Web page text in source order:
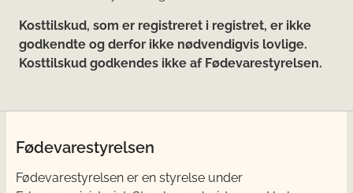
Kosttilskud, som er registreret i registret, er ikke
godkendte og derfor ikke nødvendigvis lovlige.
Kosttilskud godkendes ikke af Fødevarestyrelsen.
Fødevarestyrelsen
Fødevarestyrelsen er en styrelse under